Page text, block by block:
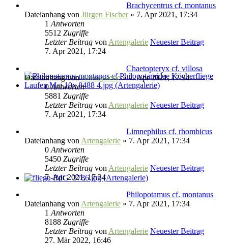
Brachycentrus cf. montanus
Dateianhang von Jürgen Fischer» 7. Apr 2021, 17:34
1 Antworten
5512 Zugriffe
Letzter Beitrag von Artengalerie Neuester Beitrag
7. Apr 2021, 17:24
Chaetopteryx cf. villosa
DateianhangvonArtengalerie» 7. Apr 2021, 17:34
0Antworten
5881 Zugriffe
Letzter Beitrag von Artengalerie Neuester Beitrag
7. Apr 2021, 17:34
Limnephilus cf. rhombicus
Dateianhang von Artengalerie » 7. Apr 2021, 17:34
0 Antworten
5450 Zugriffe
Letzter Beitrag von Artengalerie Neuester Beitrag
7. Apr 2021, 17:34
Philopotamus cf. montanus
Dateianhang von Artengalerie » 7. Apr 2021, 17:34
1 Antworten
8188 Zugriffe
Letzter Beitrag von Artengalerie Neuester Beitrag
27. Mär 2022, 16:46